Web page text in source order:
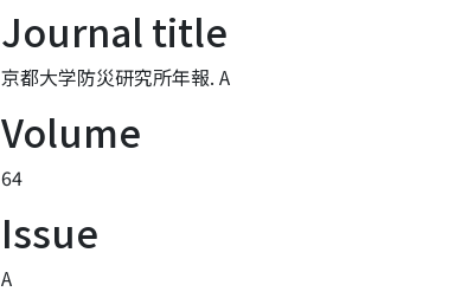
Journal title
京都大学防災研究所年報. A
Volume
64
Issue
A